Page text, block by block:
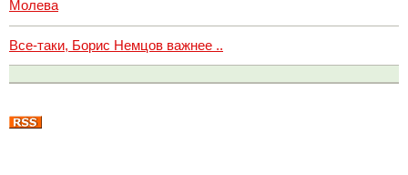
Молева
Все-таки, Борис Немцов важнее ..